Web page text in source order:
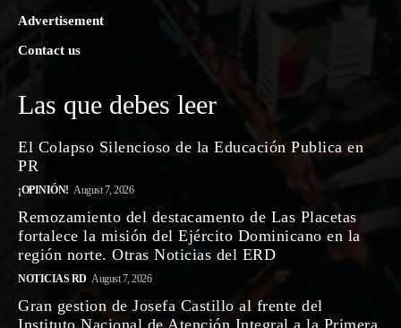
Advertisement
Contact us
Las que debes leer
El Colapso Silencioso de la Educación Publica en
PR
¡OPINIÓN! August 7, 2026
Remozamiento del destacamento de Las Placetas
fortalece la misión del Ejército Dominicano en la
región norte. Otras Noticias del ERD
NOTICIAS RD August 7, 2026
Gran gestion de Josefa Castillo al frente del